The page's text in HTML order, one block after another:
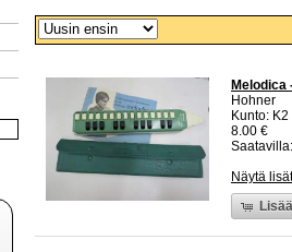
Hohner
Kunto:
8.00 €
Näytä